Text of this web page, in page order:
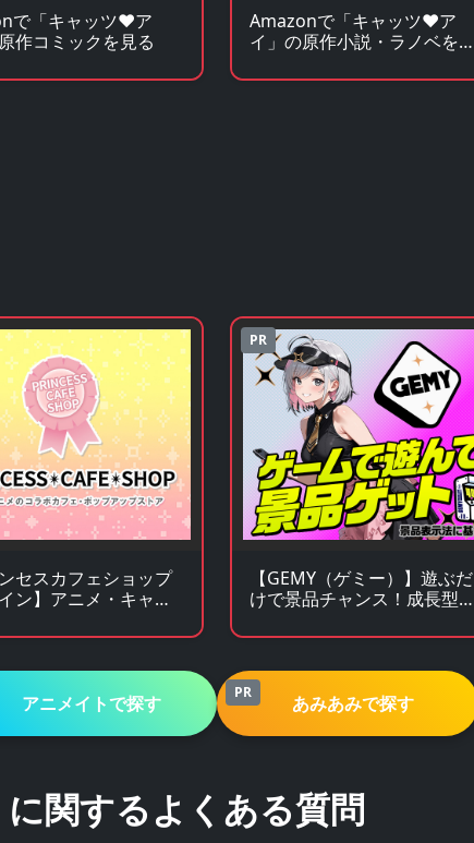
で「キャッツ♥ア
作コミックを見る
Amazonで「キャッツ♥ア
イ」の原作小説・ラノベを見
ンセスカフェショップ
ン】アニメ・キャラ
PR
【GEMY（ゲミー）】遊ぶだ
けで景品チャンス！成長型ゲ
アニメイトで探す PR あみあみで探す
関するよくある質問